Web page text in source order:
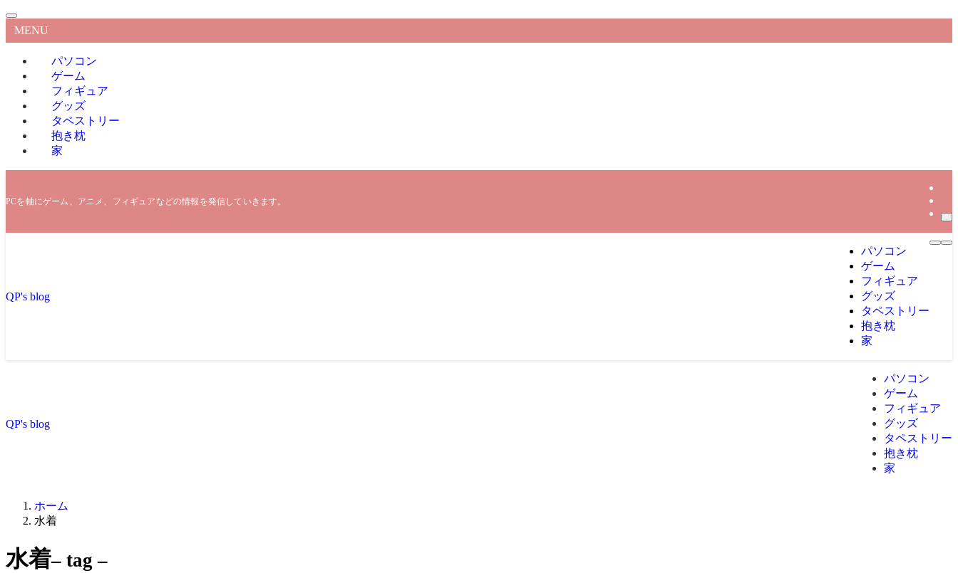
MENU
パソコン
ゲーム
フィギュア
グッズ
タペストリー
抱き枕
家
PCを軸にゲーム、アニメ、フィギュアなどの情報を発信していきます。
QP's blog
パソコン
ゲーム
フィギュア
グッズ
タペストリー
抱き枕
家
QP's blog
パソコン
ゲーム
フィギュア
グッズ
タペストリー
抱き枕
家
ホーム
水着
水着– tag –